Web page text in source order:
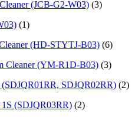
(JCB-G2-W03) (3)
(1)
(HD-STYTJ-B03) (6)
Cleaner (YM-R1D-B03) (3)
SDJQR02RR) (2)
(SDJQR03RR) (2)